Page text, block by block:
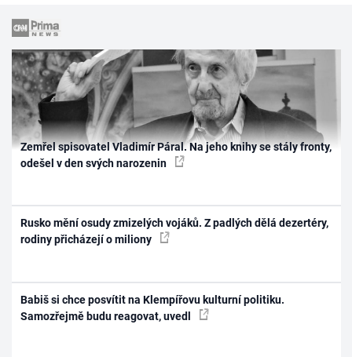
Zemřel spisovatel Vladimír Páral. Na jeho knihy se stály fronty,
odešel v den svých narozenin
Rusko mění osudy zmizelých vojáků. Z padlých dělá dezertéry,
rodiny přicházejí o miliony
Babiš si chce posvítit na Klempířovu kulturní politiku.
Samozřejmě budu reagovat, uvedl